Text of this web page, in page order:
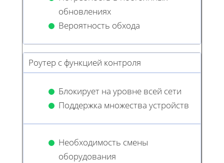
обновлениях
Вероятность обхода
Роутер с функцией контроля
Блокирует на уровне всей сети
Поддержка множества устройств
Необходимость смены
оборудования